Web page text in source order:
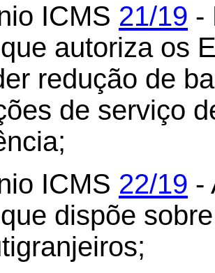
ICMS 21/19 -
autoriza os
redução de
de serviço
ICMS 22/19 -
dispõe